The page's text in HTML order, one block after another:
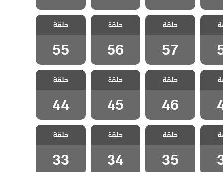
مسلسل الطبقة
المخملية مدبلج
الحلقة 57
حلقة
57
مسلسل الطبقة
المخملية مدبلج
الحلقة 56
حلقة
56
مسلسل الطبقة
المخملية مدبلج
الحلقة 55
حلقة
55
مسلسل الطبقة
المخملية مدبلج
الحلقة 46
حلقة
46
مسلسل الطبقة
المخملية مدبلج
الحلقة 45
حلقة
45
مسلسل الطبقة
المخملية مدبلج
الحلقة 44
حلقة
44
مسلسل الطبقة
المخملية مدبلج
الحلقة 35
حلقة
35
مسلسل الطبقة
المخملية مدبلج
الحلقة 34
حلقة
34
مسلسل الطبقة
المخملية مدبلج
الحلقة 33
حلقة
33